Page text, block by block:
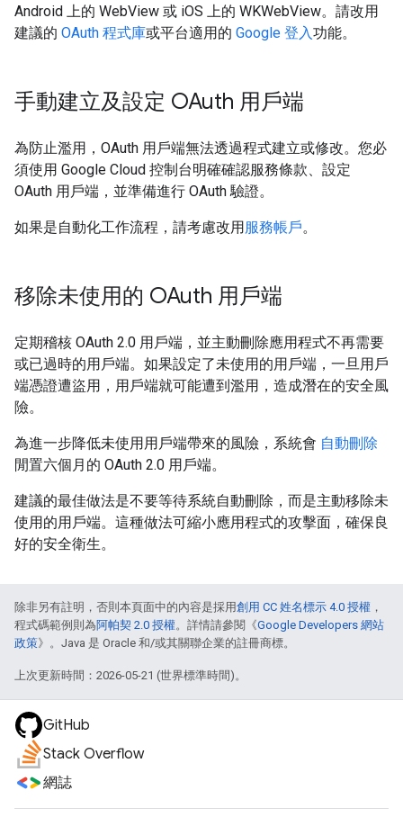
Android 上的 WebView 或 iOS 上的 WKWebView。請改用
建議的 OAuth 程式庫或平台適用的 Google 登入功能。
手動建立及設定 OAuth 用戶端
為防止濫用，OAuth 用戶端無法透過程式建立或修改。您必
須使用 Google Cloud 控制台明確確認服務條款、設定
OAuth 用戶端，並準備進行 OAuth 驗證。
如果是自動化工作流程，請考慮改用服務帳戶。
移除未使用的 OAuth 用戶端
定期稽核 OAuth 2.0 用戶端，並主動刪除應用程式不再需要
或已過時的用戶端。如果設定了未使用的用戶端，一旦用戶
端憑證遭盜用，用戶端就可能遭到濫用，造成潛在的安全風
險。
為進一步降低未使用用戶端帶來的風險，系統會 自動刪除
閒置六個月的 OAuth 2.0 用戶端。
建議的最佳做法是不要等待系統自動刪除，而是主動移除未
使用的用戶端。這種做法可縮小應用程式的攻擊面，確保良
好的安全衛生。
除非另有註明，否則本頁面中的內容是採用創用 CC 姓名標示 4.0 授權 ，
程式碼範例則為阿帕契 2.0 授權。詳情請參閱《Google Developers 網站
政策》。Java 是 Oracle 和/或其關聯企業的註冊商標。
上次更新時間：2026-05-21 (世界標準時間)。
GitHub
Stack Overflow
網誌